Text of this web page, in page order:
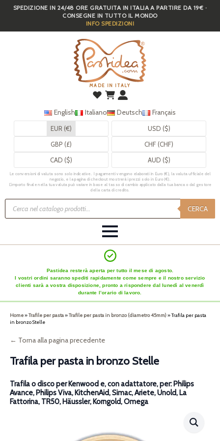
SkipSPEDIZIONE IN 24/48 ORE GRATUITA IN ITALIA A PARTIRE DA 19€ ·
CONSEGNE IN TUTTO IL MONDO
INFO SPEDIZIONI
MADE IN ITALY
English Italiano Deutsch Français
EUR (€)
USD ($)
GBP (£)
CHF (CHF)
CAD ($)
AUD ($)
Le conversioni di valuta sono solo indicative. I pagamenti vengono elaborati in Euro (€), la valuta ufficiale del
negozio, e la pagina di checkout mostrerà i prezzi solo in Euro (€).
L’importo finale nella tua valuta può variare in base al tasso di cambio applicato dalla tua banca o dal gestore
della carta di credito.
Ricerca
prodotti CERCA
Pastidea resterà aperta per tutto il mese di agosto.
I vostri ordini saranno spediti rapidamente come sempre e il nostro servizio
clienti sarà a vostra disposizione, pronto a rispondere dal lunedì al venerdì
durante l’orario di lavoro.
Home»Trafile per pasta»Trafile per pasta in bronzo (diametro 45mm)»Trafila per pasta
in bronzo Stelle
← Torna alla pagina precedente
Trafila per pasta in bronzo Stelle
Trafila o disco per Kenwood e, con adattatore, per: Philips
Avance, Philips Viva, KitchenAid, Simac, Ariete, Unold, La
Fattorina, TR50, Häussler, Korngold, Omega